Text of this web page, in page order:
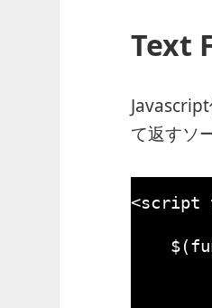
Text
て返すソ
<script
$(